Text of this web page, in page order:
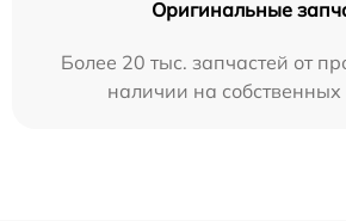
Оригинальные
Более 20 тыс. запчастей от
наличии на собственных